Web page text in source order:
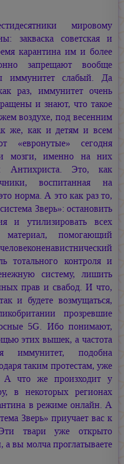
мировому
закваска советская и
карантина им и более
запрещают вообще
иммунитет слабый. Да
раз, иммунитет очень
и знают, что такое
воздухе, под весенним
же, как и детям и всем
«евронутые» сегодня
мозги, именно на них
Антихриста. Это, как
воспитанная на
норма. А это как раз то,
Зверь»: остановить
и утилизировать всех
помогающий
тотального контроля и
систему, лишить
прав и свабод. И что,
и будете возмущаться,
прозревшие
5G. Ибо понимают,
этих вышек, а частота
иммунитет, подобна
таким протестам, уже
что же произходит у
в некоторых регионах
в режиме онлайн. А
Зверь» приучает вас к
твари уже открыто
а вы молча проглатываете